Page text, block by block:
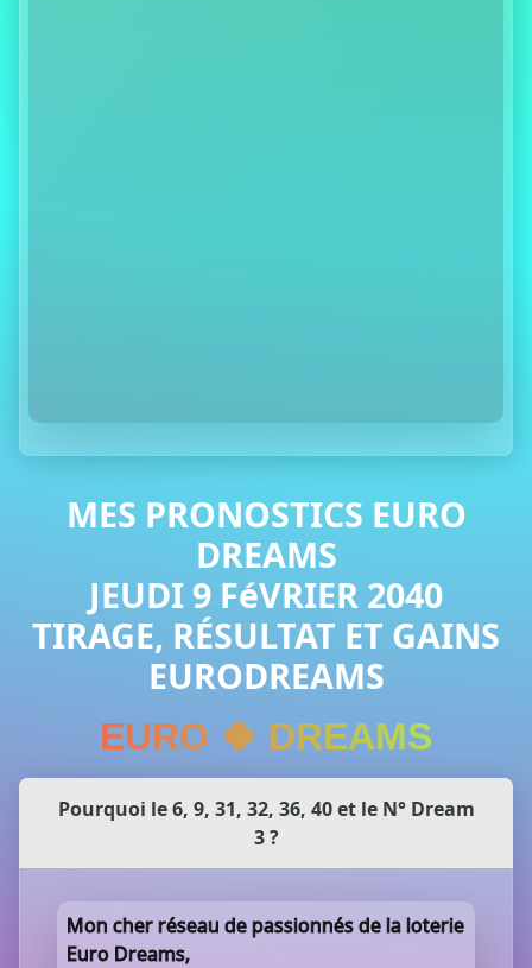
MES PRONOSTICS EURO
DREAMS
JEUDI 9 FéVRIER 2040
TIRAGE, RÉSULTAT ET GAINS
EURODREAMS
EURO 🍀 DREAMS
Pourquoi le 6, 9, 31, 32, 36, 40 et le N° Dream
3 ?
Mon cher réseau de passionnés de la loterie
Euro Dreams,